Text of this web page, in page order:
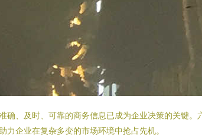
确、及时、可靠的商务信息已成为企业决策的关键
力企业在复杂多变的市场环境中抢占先机。